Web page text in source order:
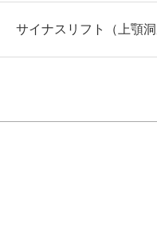
サイナスリフト（上顎洞